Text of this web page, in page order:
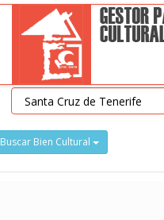
Buscar Bien Cultural